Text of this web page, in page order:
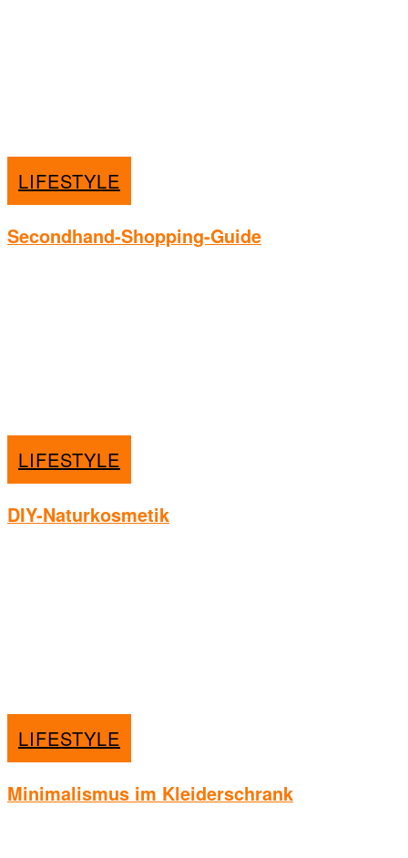
LIFESTYLE
Secondhand-Shopping-Guide
LIFESTYLE
DIY-Naturkosmetik
LIFESTYLE
Minimalismus im Kleiderschrank